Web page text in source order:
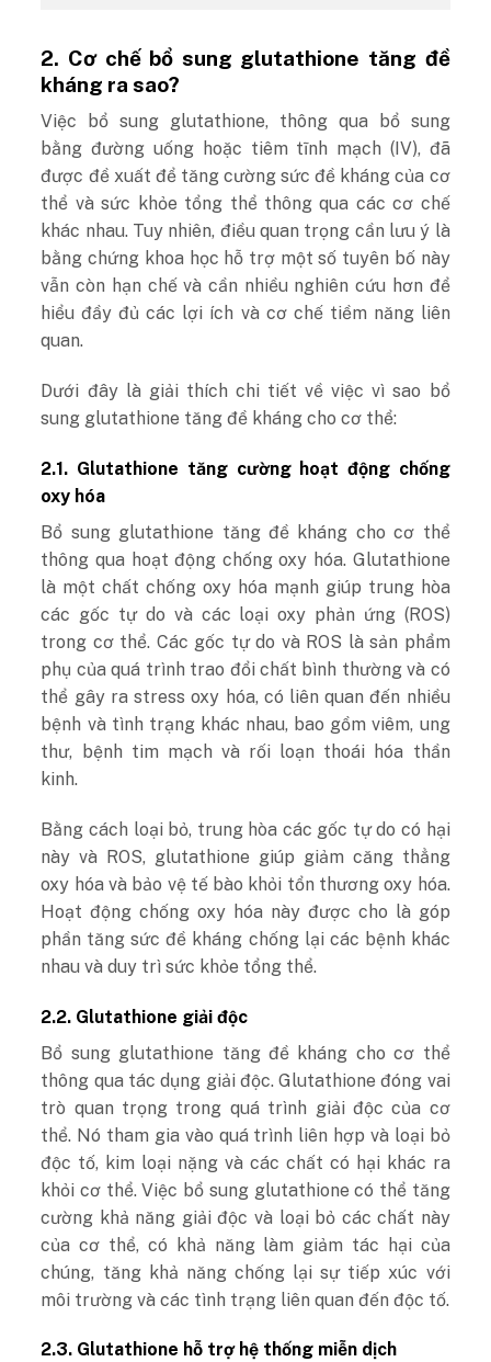
2. Cơ chế bổ sung glutathione tăng đề
kháng ra sao?
Việc bổ sung glutathione, thông qua bổ sung
bằng đường uống hoặc tiêm tĩnh mạch (IV), đã
được đề xuất để tăng cường sức đề kháng của cơ
thể và sức khỏe tổng thể thông qua các cơ chế
khác nhau. Tuy nhiên, điều quan trọng cần lưu ý là
bằng chứng khoa học hỗ trợ một số tuyên bố này
vẫn còn hạn chế và cần nhiều nghiên cứu hơn để
hiểu đầy đủ các lợi ích và cơ chế tiềm năng liên
quan.
Dưới đây là giải thích chi tiết về việc vì sao bổ
sung glutathione tăng đề kháng cho cơ thể:
2.1. Glutathione tăng cường hoạt động chống
oxy hóa
Bổ sung glutathione tăng đề kháng cho cơ thể
thông qua hoạt động chống oxy hóa. Glutathione
là một chất chống oxy hóa mạnh giúp trung hòa
các gốc tự do và các loại oxy phản ứng (ROS)
trong cơ thể. Các gốc tự do và ROS là sản phẩm
phụ của quá trình trao đổi chất bình thường và có
thể gây ra stress oxy hóa, có liên quan đến nhiều
bệnh và tình trạng khác nhau, bao gồm viêm, ung
thư, bệnh tim mạch và rối loạn thoái hóa thần
kinh.
Bằng cách loại bỏ, trung hòa các gốc tự do có hại
này và ROS, glutathione giúp giảm căng thẳng
oxy hóa và bảo vệ tế bào khỏi tổn thương oxy hóa.
Hoạt động chống oxy hóa này được cho là góp
phần tăng sức đề kháng chống lại các bệnh khác
nhau và duy trì sức khỏe tổng thể.
2.2. Glutathione giải độc
Bổ sung glutathione tăng đề kháng cho cơ thể
thông qua tác dụng giải độc. Glutathione đóng vai
trò quan trọng trong quá trình giải độc của cơ
thể. Nó tham gia vào quá trình liên hợp và loại bỏ
độc tố, kim loại nặng và các chất có hại khác ra
khỏi cơ thể. Việc bổ sung glutathione có thể tăng
cường khả năng giải độc và loại bỏ các chất này
của cơ thể, có khả năng làm giảm tác hại của
chúng, tăng khả năng chống lại sự tiếp xúc với
môi trường và các tình trạng liên quan đến độc tố.
2.3. Glutathione hỗ trợ hệ thống miễn dịch